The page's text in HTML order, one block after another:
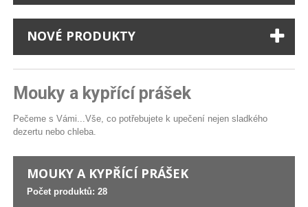
NOVÉ PRODUKTY
Mouky a kypřící prášek
Pečeme s Vámi...Vše, co potřebujete k upečení nejen sladkého
dezertu nebo chleba.
MOUKY A KYPŘÍCÍ PRÁŠEK
Počet produktů: 28